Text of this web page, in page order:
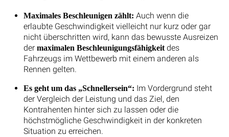
Maximales Beschleunigen zählt: Auch wenn die
erlaubte Geschwindigkeit vielleicht nur kurz oder gar
nicht überschritten wird, kann das bewusste Ausreizen
der maximalen Beschleunigungsfähigkeitdes
Fahrzeugs im Wettbewerb mit einem anderen als
Rennen gelten.
Es geht um das „Schnellersein“: Im Vordergrund steht
der Vergleich der Leistung und das Ziel, den
Kontrahenten hinter sich zu lassen oder die
höchstmögliche Geschwindigkeit in der konkreten
Situation zu erreichen.